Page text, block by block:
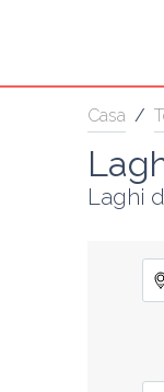
Casa /
Laghi